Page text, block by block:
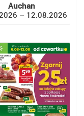
Auchan
– 12.08.2026